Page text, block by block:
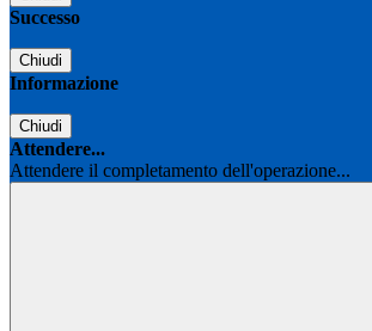
Successo
Chiudi
Informazione
Chiudi
Attendere...
Attendere il completamento dell'operazione...